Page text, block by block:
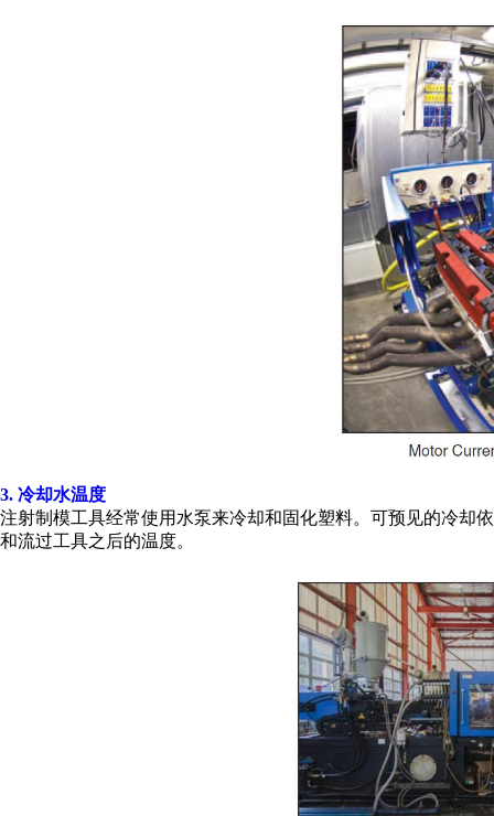
3. 冷却水温度
注射制模工具经常使用水泵来冷却和固化塑料。可预见的冷却
和流过工具之后的温度。